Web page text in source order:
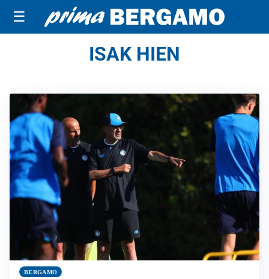
☰
ISAK HIEN
BERGAMO